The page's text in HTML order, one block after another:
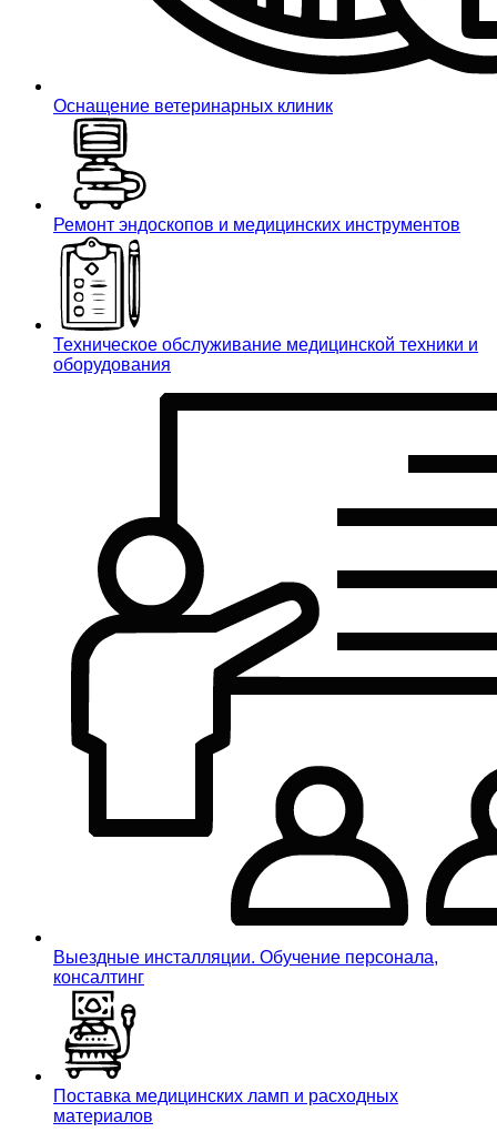
Оснащение ветеринарных клиник
Ремонт эндоскопов и медицинских инструментов
Техническое обслуживание медицинской техники и
оборудования
Выездные инсталляции. Обучение персонала,
консалтинг
Поставка медицинских ламп и расходных
материалов